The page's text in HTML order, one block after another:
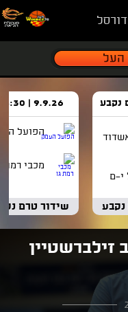
י-ם
נקבע
9.9.26 | 18:30
הפועל
מכבי רמת
שידור טרם